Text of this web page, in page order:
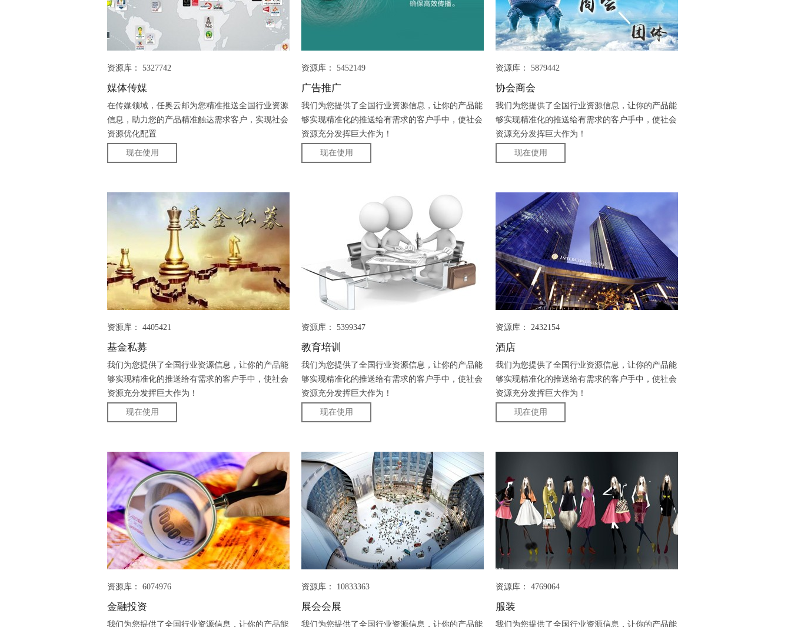
资源库： 5327742
媒体传媒
在传媒领域，任奥云邮为您精准推送全国行业资源
信息，助力您的产品精准触达需求客户，实现社会
资源优化配置
现在使用
资源库： 5452149
广告推广
我们为您提供了全国行业资源信息，让你的产品能
够实现精准化的推送给有需求的客户手中，使社会
资源充分发挥巨大作为！
现在使用
资源库： 5879442
协会商会
我们为您提供了全国行业资源信息，让你的产品能
够实现精准化的推送给有需求的客户手中，使社会
资源充分发挥巨大作为！
现在使用
资源库： 4405421
基金私募
我们为您提供了全国行业资源信息，让你的产品能
够实现精准化的推送给有需求的客户手中，使社会
资源充分发挥巨大作为！
现在使用
资源库： 5399347
教育培训
我们为您提供了全国行业资源信息，让你的产品能
够实现精准化的推送给有需求的客户手中，使社会
资源充分发挥巨大作为！
现在使用
资源库： 2432154
酒店
我们为您提供了全国行业资源信息，让你的产品能
够实现精准化的推送给有需求的客户手中，使社会
资源充分发挥巨大作为！
现在使用
资源库： 6074976
金融投资
我们为您提供了全国行业资源信息，让你的产品能
资源库： 10833363
展会会展
我们为您提供了全国行业资源信息，让你的产品能
资源库： 4769064
服装
我们为您提供了全国行业资源信息，让你的产品能